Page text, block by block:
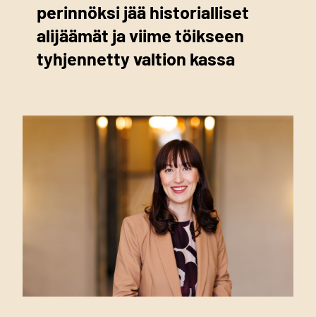
perinnöksi jää historialliset
alijäämät ja viime töikseen
tyhjennetty valtion kassa